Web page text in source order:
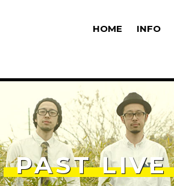
HOME INFO
PAST LIVE